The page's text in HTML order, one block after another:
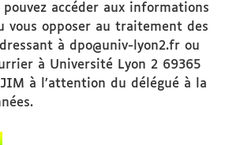
pouvez accéder aux informations
vous opposer au traitement des
à dpo@univ-lyon2.fr ou
à Université Lyon 2 69365
à l’attention du délégué à la